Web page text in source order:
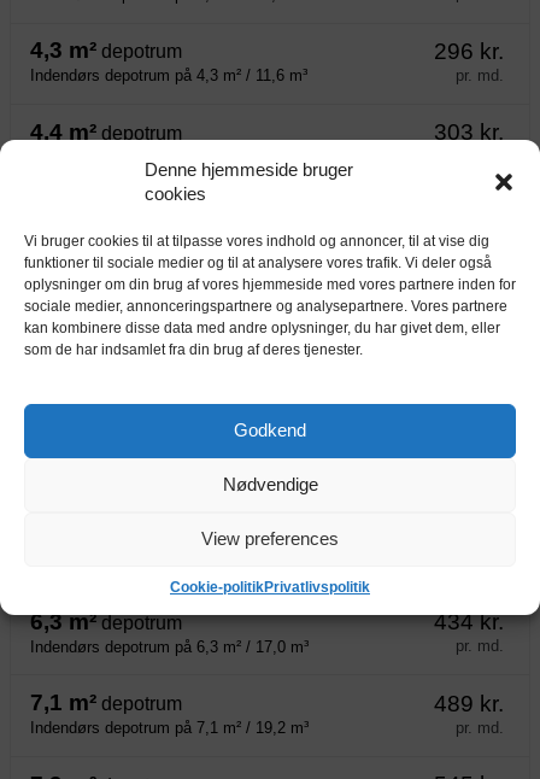
Denne hjemmeside bruger
cookies
Vi bruger cookies til at tilpasse vores indhold og annoncer, til at vise dig
funktioner til sociale medier og til at analysere vores trafik. Vi deler også
oplysninger om din brug af vores hjemmeside med vores partnere inden for
sociale medier, annonceringspartnere og analysepartnere. Vores partnere
kan kombinere disse data med andre oplysninger, du har givet dem, eller
som de har indsamlet fra din brug af deres tjenester.
Godkend
Nødvendige
View preferences
Cookie-politikPrivatlivspolitik
4,3 m² depotrum
Indendørs depotrum på 4,3 m² / 11,6 m³
296 kr.
pr. md.
4,4 m² depotrum 303 kr.
Indendørs depotrum på 4,6 m² / 12,4 m³ pr. md.
4,7 m²depotrum
Indendørs depotrum på 4,7 m² / 12,7 m³
324 kr.
pr. md.
Indendørs depotrum på 4,8 m² / 13,0 m³ pr. md.
4,9 m²depotrum
Indendørs depotrum på 4,9 m² / 13,2 m³
338 kr.
6,3 m² depotrum
Indendørs depotrum på 6,3 m² / 17,0 m³
434 kr.
pr. md.
7,1 m² depotrum
Indendørs depotrum på 7,1 m² / 19,2 m³
489 kr.
pr. md.